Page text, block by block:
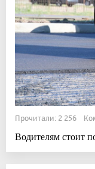
Прочитали: 2 256
Водителям стоит